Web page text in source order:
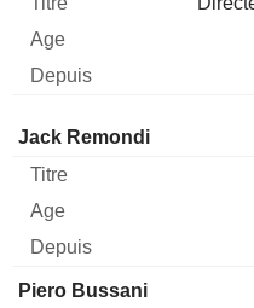
Administrateur
Jack Remondi
Piero Bussani